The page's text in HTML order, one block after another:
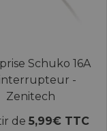
Schuko 16A
-
Zenitech
de 5,99€ TTC